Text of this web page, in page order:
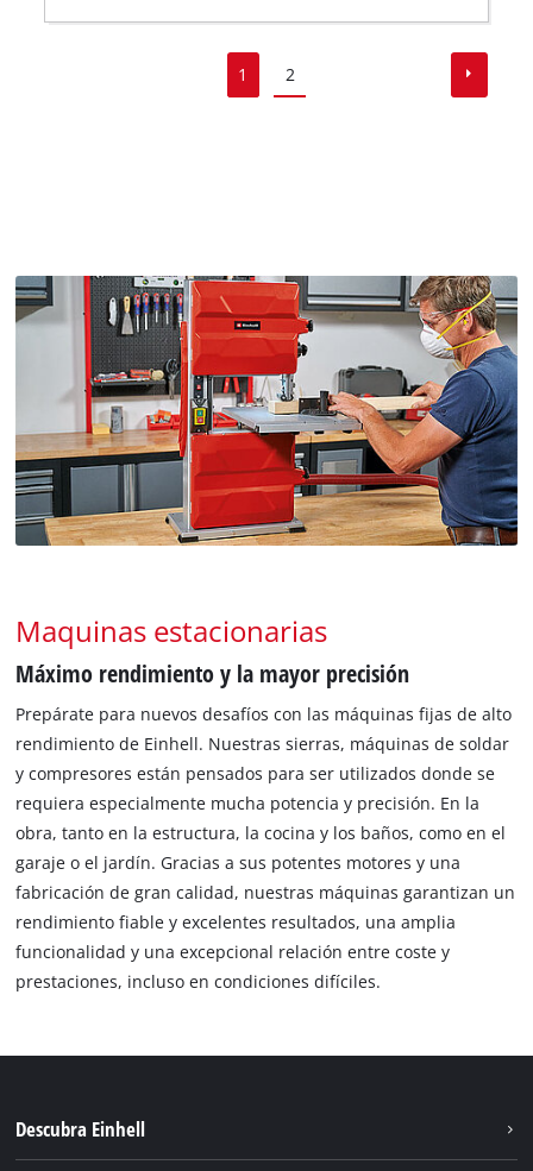
1 2
Maquinas estacionarias
Máximo rendimiento y la mayor precisión
Prepárate para nuevos desafíos con las máquinas fijas de alto
rendimiento de Einhell. Nuestras sierras, máquinas de soldar
y compresores están pensados para ser utilizados donde se
requiera especialmente mucha potencia y precisión. En la
obra, tanto en la estructura, la cocina y los baños, como en el
garaje o el jardín. Gracias a sus potentes motores y una
fabricación de gran calidad, nuestras máquinas garantizan un
rendimiento fiable y excelentes resultados, una amplia
funcionalidad y una excepcional relación entre coste y
prestaciones, incluso en condiciones difíciles.
Descubra Einhell